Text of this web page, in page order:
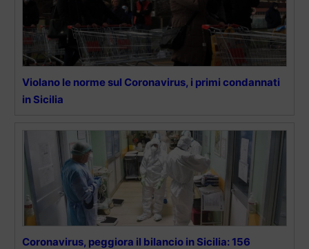
Violano le norme sul Coronavirus, i primi condannati
in Sicilia
Coronavirus, peggiora il bilancio in Sicilia: 156